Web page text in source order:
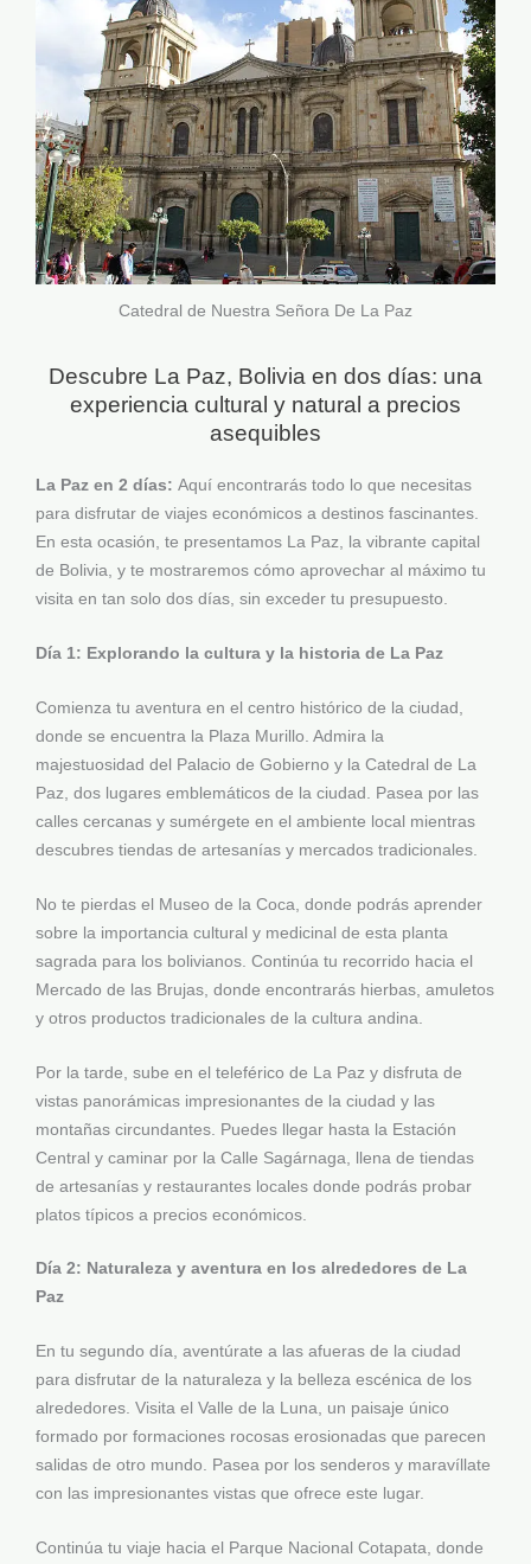
Catedral de Nuestra Señora De La Paz
Descubre La Paz, Bolivia en dos días: una
experiencia cultural y natural a precios
asequibles
La Paz en 2 días: Aquí encontrarás todo lo que necesitas
para disfrutar de viajes económicos a destinos fascinantes.
En esta ocasión, te presentamos La Paz, la vibrante capital
de Bolivia, y te mostraremos cómo aprovechar al máximo tu
visita en tan solo dos días, sin exceder tu presupuesto.
Día 1: Explorando la cultura y la historia de La Paz
Comienza tu aventura en el centro histórico de la ciudad,
donde se encuentra la Plaza Murillo. Admira la
majestuosidad del Palacio de Gobierno y la Catedral de La
Paz, dos lugares emblemáticos de la ciudad. Pasea por las
calles cercanas y sumérgete en el ambiente local mientras
descubres tiendas de artesanías y mercados tradicionales.
No te pierdas el Museo de la Coca, donde podrás aprender
sobre la importancia cultural y medicinal de esta planta
sagrada para los bolivianos. Continúa tu recorrido hacia el
Mercado de las Brujas, donde encontrarás hierbas, amuletos
y otros productos tradicionales de la cultura andina.
Por la tarde, sube en el teleférico de La Paz y disfruta de
vistas panorámicas impresionantes de la ciudad y las
montañas circundantes. Puedes llegar hasta la Estación
Central y caminar por la Calle Sagárnaga, llena de tiendas
de artesanías y restaurantes locales donde podrás probar
platos típicos a precios económicos.
Día 2: Naturaleza y aventura en los alrededores de La
Paz
En tu segundo día, aventúrate a las afueras de la ciudad
para disfrutar de la naturaleza y la belleza escénica de los
alrededores. Visita el Valle de la Luna, un paisaje único
formado por formaciones rocosas erosionadas que parecen
salidas de otro mundo. Pasea por los senderos y maravíllate
con las impresionantes vistas que ofrece este lugar.
Continúa tu viaje hacia el Parque Nacional Cotapata, donde